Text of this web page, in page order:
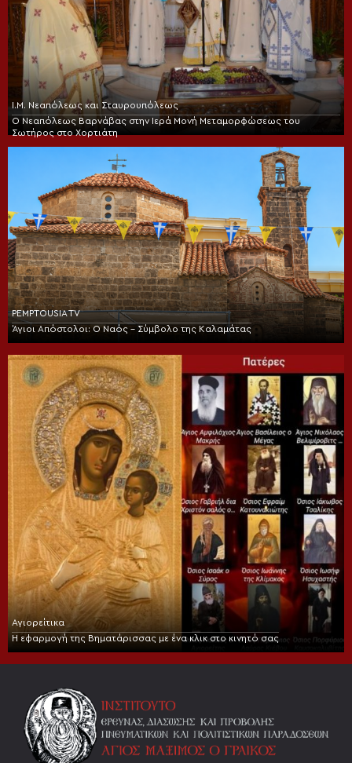
Ι.Μ. Νεαπόλεως και Σταυρουπόλεως
Ο Νεαπόλεως Βαρνάβας στην Ιερά Μονή Μεταμορφώσεως του
Σωτήρος στο Χορτιάτη
PEMPTOUSIA TV
Άγιοι Απόστολοι: Ο Ναός – Σύμβολο της Καλαμάτας
Αγιορείτικα
Η εφαρμογή της Βηματάρισσας με ένα κλικ στο κινητό σας